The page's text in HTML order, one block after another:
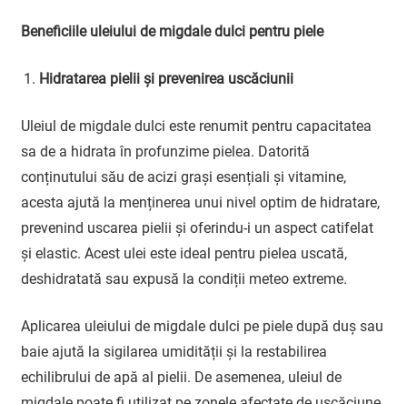
Beneficiile uleiului de migdale dulci pentru piele
Hidratarea pielii și prevenirea uscăciunii
Uleiul de migdale dulci este renumit pentru capacitatea
sa de a hidrata în profunzime pielea. Datorită
conținutului său de acizi grași esențiali și vitamine,
acesta ajută la menținerea unui nivel optim de hidratare,
prevenind uscarea pielii și oferindu-i un aspect catifelat
și elastic. Acest ulei este ideal pentru pielea uscată,
deshidratată sau expusă la condiții meteo extreme.
Aplicarea uleiului de migdale dulci pe piele după duș sau
baie ajută la sigilarea umidității și la restabilirea
echilibrului de apă al pielii. De asemenea, uleiul de